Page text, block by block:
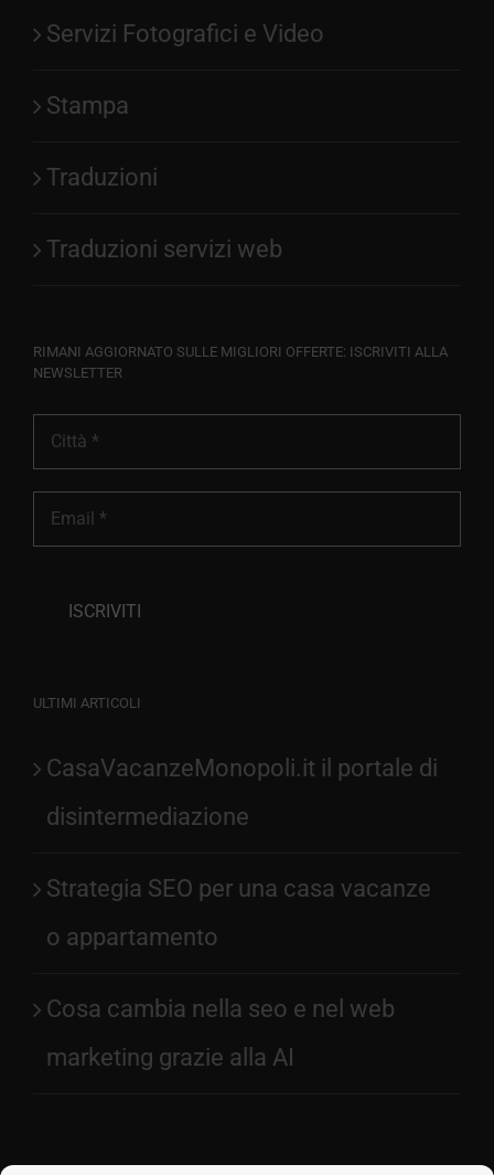
Servizi Fotografici e Video
Stampa
Traduzioni
Traduzioni servizi web
RIMANI AGGIORNATO SULLE MIGLIORI OFFERTE: ISCRIVITI ALLA
NEWSLETTER
ULTIMI ARTICOLI
CasaVacanzeMonopoli.it il portale di
disintermediazione
Strategia SEO per una casa vacanze
o appartamento
Cosa cambia nella seo e nel web
marketing grazie alla AI